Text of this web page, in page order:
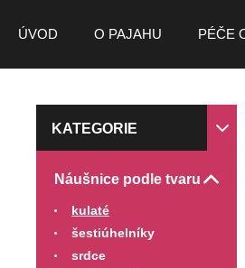
ÚVOD O PAJAHU PÉČE
KATEGORIE
Náušnice podle tvaru
kulaté
šestiúhelníky
srdce